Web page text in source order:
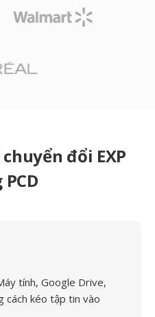
đổi EXP
tính, Google Drive,
cách kéo tập tin vào